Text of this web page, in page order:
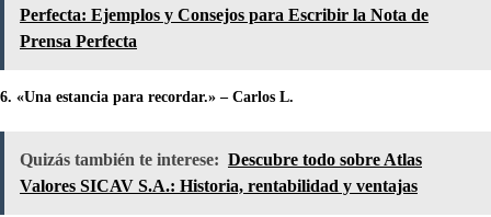
Perfecta: Ejemplos y Consejos para Escribir la Nota de
Prensa Perfecta
6. «Una estancia para recordar.» – Carlos L.
Quizás también te interese: Descubre todo sobre Atlas
Valores SICAV S.A.: Historia, rentabilidad y ventajas